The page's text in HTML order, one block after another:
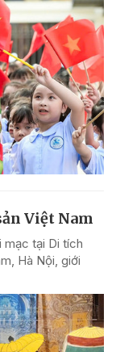
Việt Nam
mạc tại Di tích
Hà Nội, giới